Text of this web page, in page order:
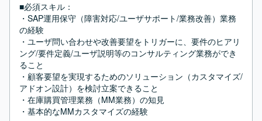
■必須スキル：
・SAP運用保守（障害対応/ユーザサポート/業務改善）業務
の経験
・ユーザ問い合わせや改善要望をトリガーに、要件のヒアリ
ング/要件定義/ユーザ説明等のコンサルティング業務ができ
ること
・顧客要望を実現するためのソリューション（カスタマイズ/
アドオン設計）を検討立案できること
・在庫購買管理業務（MM業務）の知見
・基本的なMMカスタマイズの経験